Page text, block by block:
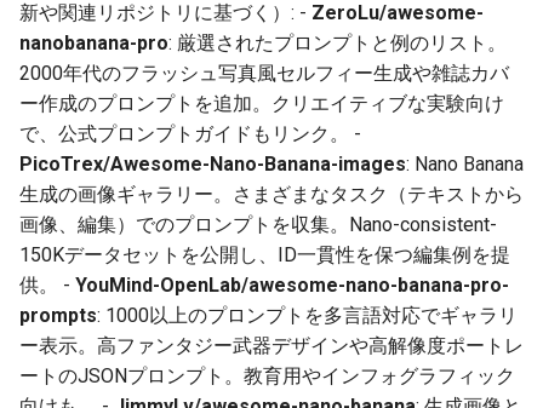
2026-05-31
2026-05-30
2026-05-29
2026-05-28
2026-05-27
2026-05-26
2026-05-25
2025-11-15
2025-11-14
2025-11-13
2025-11-12
2025-11-11
2025-11-10
2025-11-09
2026-05-31
2026-05-30
2026-05-29
2026-05-28
2026-05-27
2026-05-26
2026-05-25
2025-11-15
2025-11-14
2025-11-13
2025-11-12
2025-11-11
2025-11-10
2025-11-09
2026-05-28
2026-05-27
2026-05-26
2026-05-25
2026-05-24
2026-05-23
2026-05-22
2026-05-27
2026-05-26
2026-05-25
2026-05-24
2026-05-23
2026-05-22
2026-05-21
2025-11-15
2025-11-14
2025-11-13
2025-11-12
2025-11-11
2025-11-10
2025-11-09
2026-05-31
2026-05-30
2026-05-29
2026-05-28
2026-05-27
2026-05-26
2026-05-25
新や関連リポジトリに基づく）: - ZeroLu/awesome-
nanobanana-pro: 厳選されたプロンプトと例のリスト。
2000年代のフラッシュ写真風セルフィー生成や雑誌カバ
ー作成のプロンプトを追加。クリエイティブな実験向け
で、公式プロンプトガイドもリンク。 -
PicoTrex/Awesome-Nano-Banana-images: Nano Banana
生成の画像ギャラリー。さまざまなタスク（テキストから
画像、編集）でのプロンプトを収集。Nano-consistent-
150Kデータセットを公開し、ID一貫性を保つ編集例を提
供。 - YouMind-OpenLab/awesome-nano-banana-pro-
prompts: 1000以上のプロンプトを多言語対応でギャラリ
ー表示。高ファンタジー武器デザインや高解像度ポートレ
ートのJSONプロンプト。教育用やインフォグラフィック